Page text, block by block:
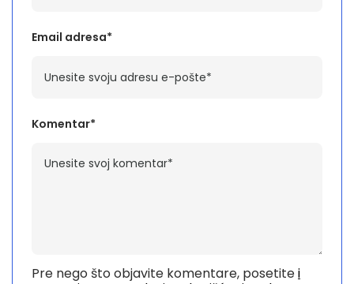
Komentar*
Pre nego što objavite komentare, posetitei
Email adresa*